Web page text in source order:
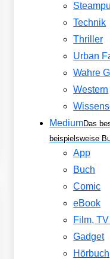
Technik
Thriller
Urban
Wahre
Western
MediumDas
beispielsweise
App
Buch
Comic
eBook
Film,
Gadget
Hörbuch